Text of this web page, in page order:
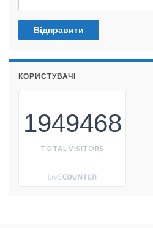
КОРИСТУВАЧІ
1949468
TOTAL VISITORS